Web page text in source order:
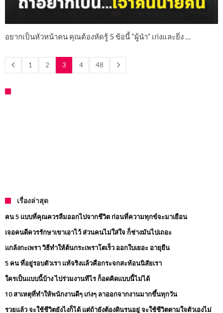
อยากเป็นหัวหน้าคน คุณต้องหัดรู้ 5 ข้อนี้ “ผู้นำ” เก่งและยิ่ง …
1 2 3 4 48
เรื่องล่าสุด
คน 5 แบบที่คุณควรลืมออกไปจากชีวิต ก่อนที่ความทุกข์จะมาเยือน
เจอคนดีควรรักษาเขาเอาไว้ ส่วนคนไม่ใส่ใจ ก็ช่างมันไปเถอะ
แกล้งกะเพรา วิธีทำให้ต้นกระเพราโตเร็ว ออกใบเยอะ อายุยืน
5 คน ที่อยู่รอบตัวเรา แท้จริงแล้วคือกระจกสะท้อนนิสัยเรา
ใครเป็นแบบนี้บ้าง ไปร่วมงานทีไร ก็อดคิดแบบนี้ไม่ได้
10 สาเหตุที่ทำให้พนักงานดีๆ เก่งๆ ลาออกจากงานมากขึ้นทุกวัน
รวยแล้ว จะใช้ชีวิตยังไงก็ได้ แต่ถ้ายังต้องดินรนอยู่ จะใช้ชีวิตตามใจตัวเองไม่